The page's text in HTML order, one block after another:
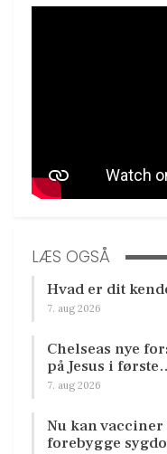
LÆS OGSÅ
Hvad er dit
7. aug 2026
Chelseas nye
på Jesus i
7. aug 2026
Nu kan
forebygge